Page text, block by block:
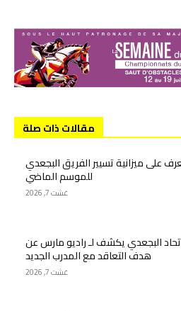
مقالات ذات صلة
على ميزانية تسيير الفريق البجعدي
للموسم الماضي
غشت 7, 2026
البجعدي يكشف لـ راديو مارس عن
هدف التعاقد مع المدرب الجديد
غشت 7, 2026